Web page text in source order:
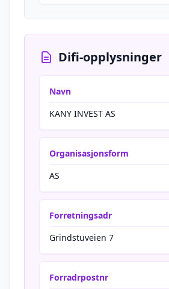
Difi-opplysninger
Navn
KANY INVEST AS
Organisasjonsform
AS
Forretningsadr
Grindstuveien 7
Forradrpostnr